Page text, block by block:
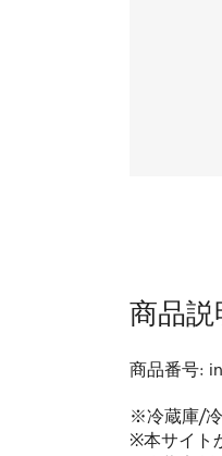
商品説
商品番号:
※冷蔵庫/冷
※本サイト